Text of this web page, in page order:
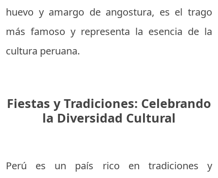
huevo y amargo de angostura, es el trago
más famoso y representa la esencia de la
cultura peruana.
Fiestas y Tradiciones: Celebrando
la Diversidad Cultural
Perú es un país rico en tradiciones y